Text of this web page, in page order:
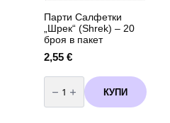
Парти Салфетки
„Шрек“ (Shrek) – 20
броя в пакет
2,55 €
количество
за
Парти
Салфетки
КУПИ